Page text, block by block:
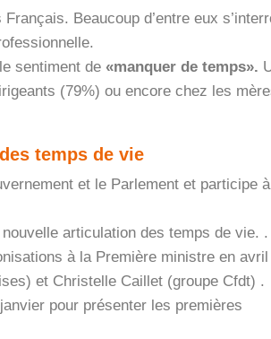
Beaucoup d’entre eux
sentiment de «manquer de temps».
(79%) ou encore chez les
temps de vie
et le Parlement et participe à
articulation des temps de vie. .
à la Première ministre en avril
et Christelle Caillet (groupe Cfdt) .
pour présenter les premières